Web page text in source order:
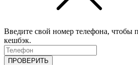
Введите свой номер телефона, чтобы
кешбэк.
ПРОВЕРИТЬ